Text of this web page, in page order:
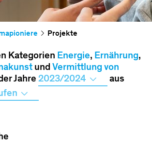
Projekte
Kategorien Energie, Ernährung,
und Vermittlung von
Jahre 2023/2024
aus